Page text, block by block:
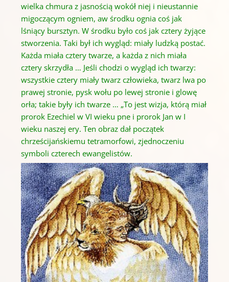
wielka chmura z jasnością wokół niej i nieustannie
migoczącym ogniem, aw środku ognia coś jak
lśniący bursztyn. W środku było coś jak cztery żyjące
stworzenia. Taki był ich wygląd: miały ludzką postać.
Każda miała cztery twarze, a każda z nich miała
cztery skrzydła … Jeśli chodzi o wygląd ich twarzy:
wszystkie cztery miały twarz człowieka, twarz lwa po
prawej stronie, pysk wołu po lewej stronie i glowę
orła; takie były ich twarze … „To jest wizja, którą miał
prorok Ezechiel w VI wieku pne i prorok Jan w I
wieku naszej ery. Ten obraz dał początek
chrześcijańskiemu tetramorfowi, zjednoczeniu
symboli czterech ewangelistów.